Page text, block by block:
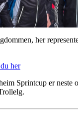
her
her
Sprintcup er neste